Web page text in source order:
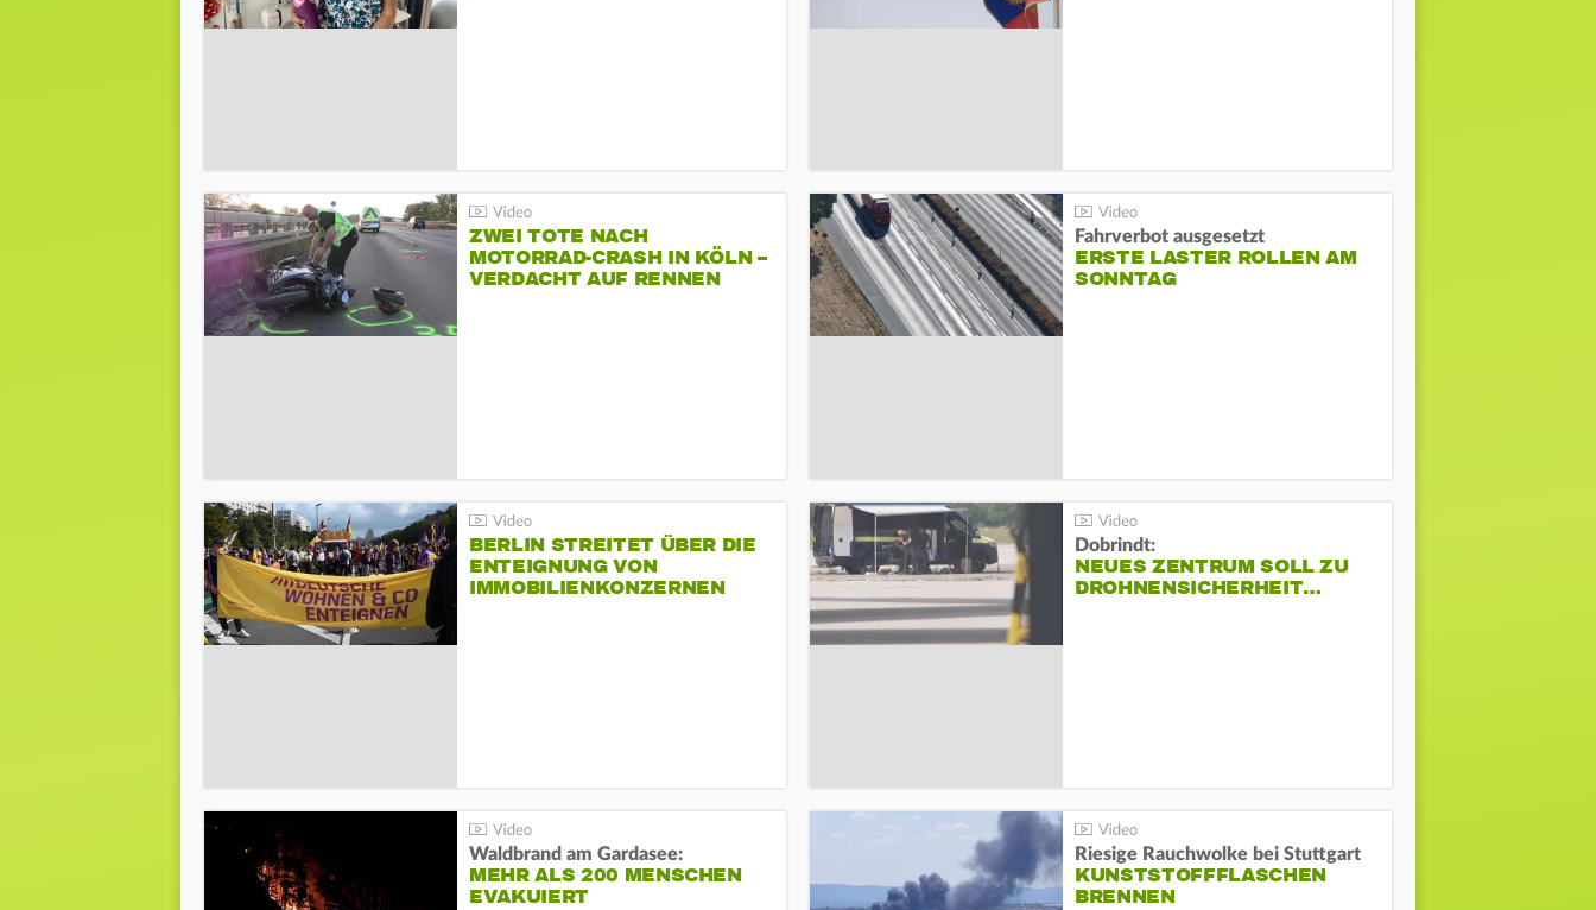
ZWEI TOTE NACH
MOTORRAD-CRASH IN KÖLN –
VERDACHT AUF RENNEN
Fahrverbot ausgesetzt
ERSTE LASTER ROLLEN AM
SONNTAG
BERLIN STREITET ÜBER DIE
ENTEIGNUNG VON
IMMOBILIENKONZERNEN
Dobrindt:
NEUES ZENTRUM SOLL ZU
DROHNENSICHERHEIT…
Waldbrand am Gardasee:
MEHR ALS 200 MENSCHEN
EVAKUIERT
Riesige Rauchwolke bei Stuttgart
KUNSTSTOFFFLASCHEN
BRENNEN